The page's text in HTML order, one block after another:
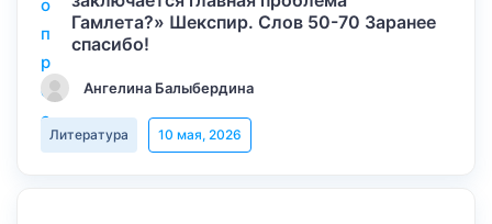
Гамлета?» Шекспир. Слов 50-70 Заранее
спасибо!
Ангелина Балыбердина
Литература 10 мая, 2026